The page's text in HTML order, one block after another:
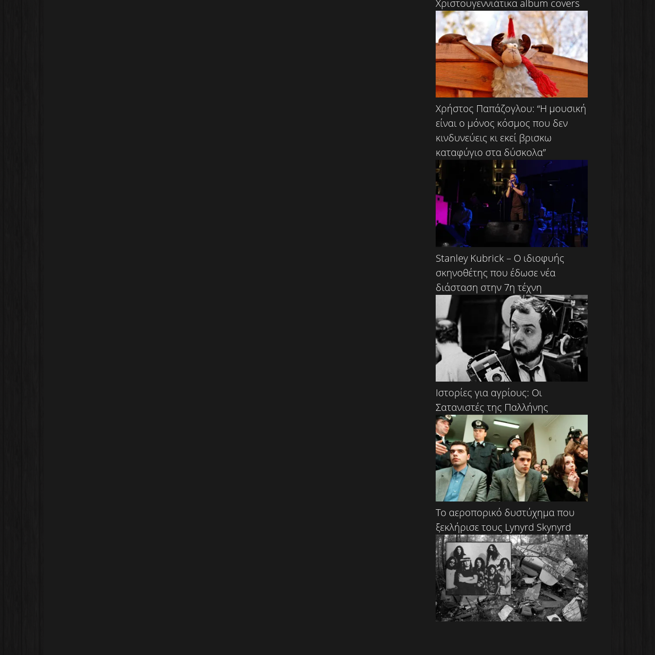
Χριστουγεννιάτικα album covers
Χρήστος Παπάζογλου: “Η μουσική
είναι ο μόνος κόσμος που δεν
κινδυνεύεις κι εκεί βρισκω
καταφύγιο στα δύσκολα”
Stanley Kubrick – Ο ιδιοφυής
σκηνοθέτης που έδωσε νέα
διάσταση στην 7η τέχνη
Ιστορίες για αγρίους: Οι
Σατανιστές της Παλλήνης
Το αεροπορικό δυστύχημα που
ξεκλήρισε τους Lynyrd Skynyrd